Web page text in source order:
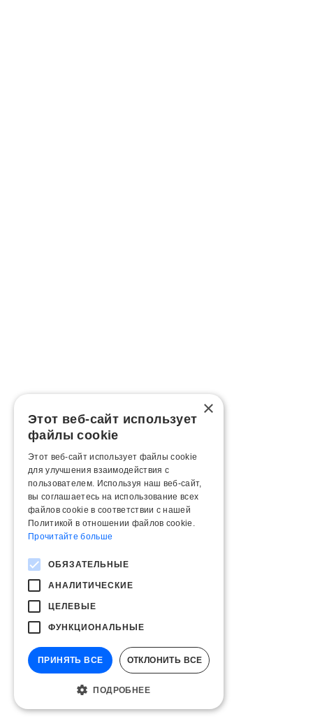
×
Этот веб-сайт использует
файлы cookie
Этот веб-сайт использует файлы cookie
для улучшения взаимодействия с
пользователем. Используя наш веб-сайт,
вы соглашаетесь на использование всех
файлов cookie в соответствии с нашей
Политикой в ​​отношении файлов cookie.
Прочитайте больше
ОБЯЗАТЕЛЬНЫЕ
АНАЛИТИЧЕСКИЕ
ЦЕЛЕВЫЕ
ФУНКЦИОНАЛЬНЫЕ
ПРИНЯТЬ ВСЕ ОТКЛОНИТЬ ВСЕ
ПОДРОБНЕЕ